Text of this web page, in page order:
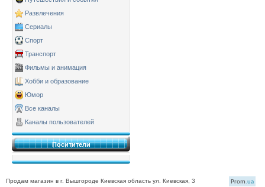
Развлечения
Сериалы
Спорт
Транспорт
Фильмы и анимация
Хобби и образование
Юмор
Все каналы
Каналы пользователей
Поситители
Продам магазин в г. Вышгороде Киевская область ул. Киевская, 3 Prom.ua